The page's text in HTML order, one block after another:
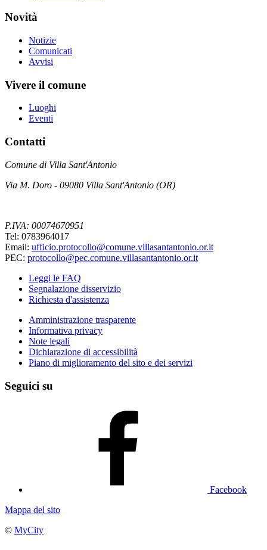
Novità
Notizie
Comunicati
Avvisi
Vivere il comune
Luoghi
Eventi
Contatti
Comune di Villa Sant'Antonio
Via M. Doro - 09080 Villa Sant'Antonio (OR)
P.IVA: 00074670951
Tel: 0783964017
Email: ufficio.protocollo@comune.villasantantonio.or.it
PEC: protocollo@pec.comune.villasantantonio.or.it
Leggi le FAQ
Segnalazione disservizio
Richiesta d'assistenza
Amministrazione trasparente
Informativa privacy
Note legali
Dichiarazione di accessibilità
Piano di miglioramento del sito e dei servizi
Seguici su
Facebook
Mappa del sito
© MyCity